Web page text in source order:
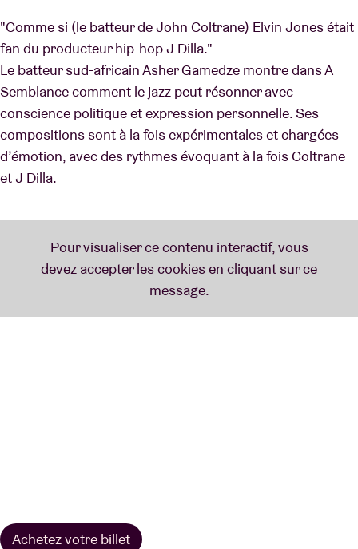
"Comme si (le batteur de John Coltrane) Elvin Jones était
fan du producteur hip-hop J Dilla."
Le batteur sud-africain Asher Gamedze montre dans A
Semblance comment le jazz peut résonner avec
conscience politique et expression personnelle. Ses
compositions sont à la fois expérimentales et chargées
d’émotion, avec des rythmes évoquant à la fois Coltrane
et J Dilla.
Achetez votre billet